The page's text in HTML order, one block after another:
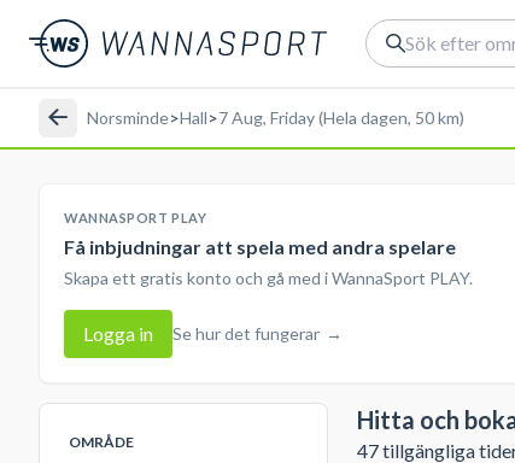
Norsminde>Hall>7 Aug, Friday (Hela dagen, 50 km)
WANNASPORT PLAY
Få inbjudningar att spela med andra spelare
Skapa ett gratis konto och gå med i WannaSport PLAY.
Logga in Se hur det fungerar →
OMRÅDE
Hitta och
47 tillgängliga